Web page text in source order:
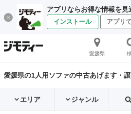
アプリならお得な情報を見
インストール アプリ
愛媛県
愛媛県の1人用ソファの中古あげます・
エリア ジャンル